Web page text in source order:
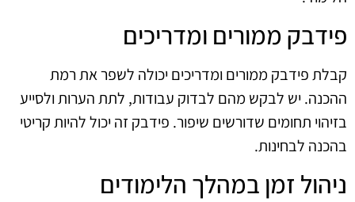
פידבק ממורים ומדריכים
קבלת פידבק ממורים ומדריכים יכולה לשפר את רמת
ההכנה. יש לבקש מהם לבדוק עבודות, לתת הערות ולסייע
בזיהוי תחומים שדורשים שיפור. פידבק זה יכול להיות קריטי
בהכנה לבחינות.
ניהול זמן במהלך הלימודים